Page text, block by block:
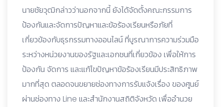
นายชัยวุฒิกล่าวว่านอกจากนี้ ยังได้จัดตั้งคณะกรรมการ
ป้องกันและจัดการปัญหาและข้อร้องเรียนหรือภัยที่
เกี่ยวข้องกับธุรกรรมทางออนไลน์ ที่บูรณาการความร่วมมือ
ระหว่างหน่วยงานของรัฐและเอกชนที่เกี่ยวข้อง เพื่อให้การ
ป้องกัน จัดการ และแก้ไขปัญหาข้อร้องเรียนมีประสิทธิภาพ
มากที่สุด ตลอดจนขยายช่องทางการรับแจ้งเรื่อง ของศูนย์
ผ่านช่องทาง Line และสำนักงานสถิติจังหวัด เพื่ออำนวย